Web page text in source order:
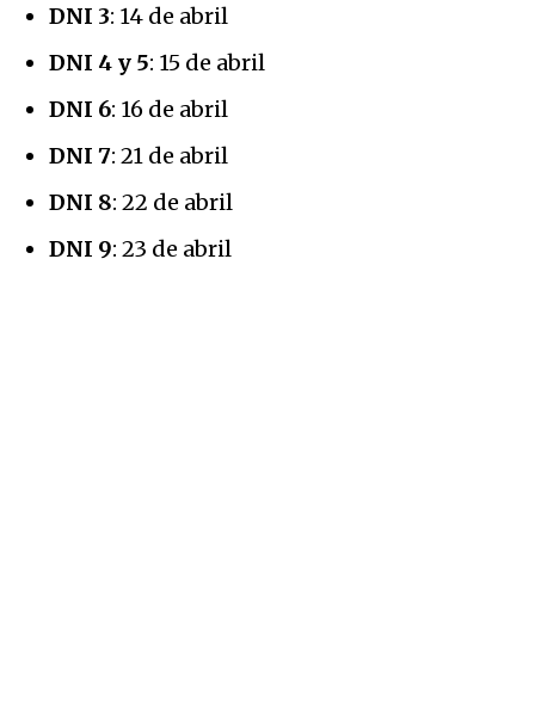
DNI 3: 14 de abril
DNI 4 y 5: 15 de abril
DNI 6: 16 de abril
DNI 7: 21 de abril
DNI 8: 22 de abril
DNI 9: 23 de abril